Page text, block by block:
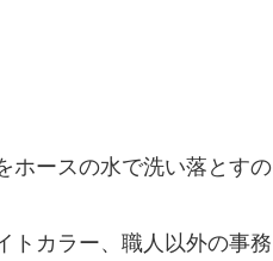
ホースの水で洗い落とすの
トカラー、職人以外の事務